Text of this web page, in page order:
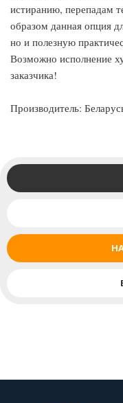
истиранию, перепадам
образом данная опция
но и полезную
Возможно исполнение
заказчика!
Производитель: